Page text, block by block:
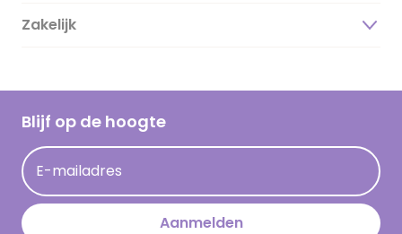
Duurzaamheid
Hallmark Kaartclub
Acties
Persberichten
Hallmark en Kinderpostzegels
Magazine
Cadeau inspiratie
Kaartinspiratie
Zakelijk
Blijf op de hoogte
E-mailadres
Aanmelden